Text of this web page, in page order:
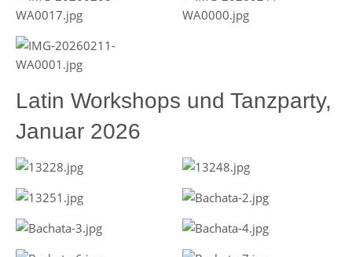
Latin Workshops und Tanzparty,
Januar 2026